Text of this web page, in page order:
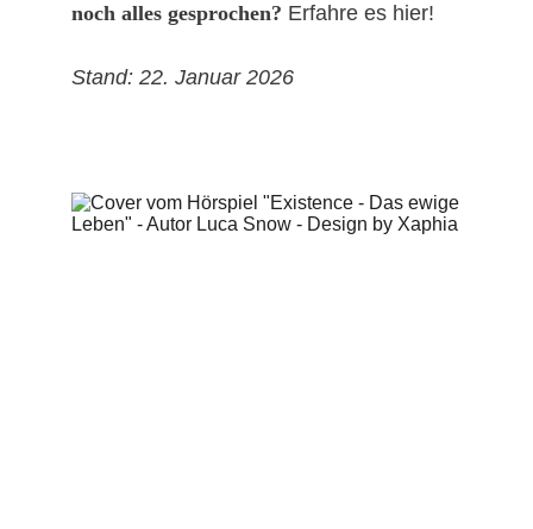
noch alles gesprochen? Erfahre es hier!
Stand: 22. Januar 2026